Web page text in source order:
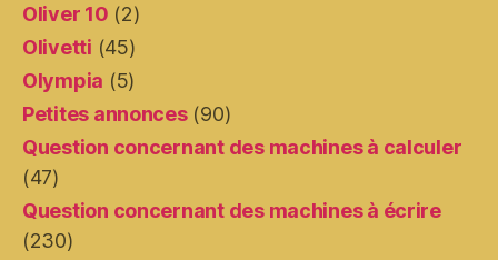
Oliver 10 (2)
Olivetti (45)
Olympia (5)
Petites annonces(90)
Question concernant des machines à calculer
(47)
Question concernant des machines à écrire
(230)